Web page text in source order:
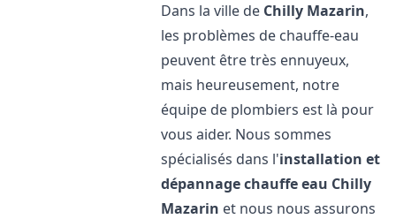
Dans la ville de Chilly Mazarin,
les problèmes de chauffe-eau
peuvent être très ennuyeux,
mais heureusement, notre
équipe de plombiers est là pour
vous aider. Nous sommes
spécialisés dans l'installation et
dépannage chauffe eau Chilly
Mazarin et nous nous assurons